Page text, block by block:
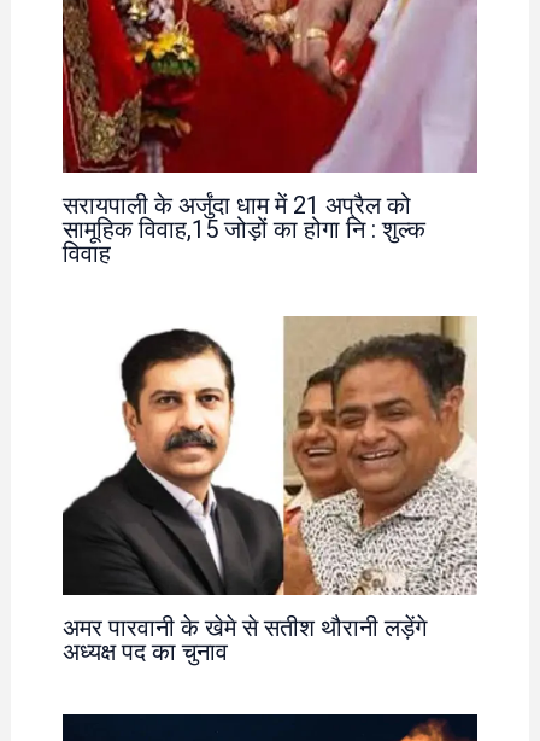
सरायपाली के अर्जुंदा धाम में 21 अप्रैल को
सामूहिक विवाह,15 जोड़ों का होगा नि : शुल्क
विवाह
अमर पारवानी के खेमे से सतीश थौरानी लड़ेंगे
अध्यक्ष पद का चुनाव